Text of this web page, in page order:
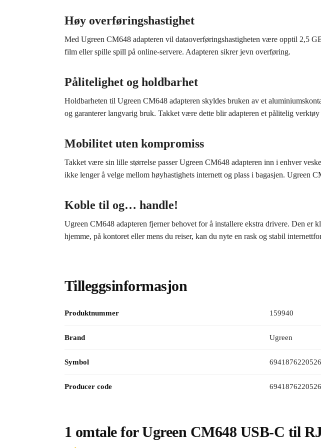
Høy overføringshastighet
Med Ugreen CM648 adapteren vil dataoverføringshastigheten være opptil 2,5
film eller spille spill på online-servere. Adapteren sikrer jevn overføring.
Pålitelighet og holdbarhet
Holdbarheten til Ugreen CM648 adapteren skyldes bruken av et
og garanterer langvarig bruk. Takket være dette blir adapteren et pålitelig
Mobilitet uten kompromiss
Takket være sin lille størrelse passer Ugreen CM648 adapteren inn i enhver
ikke lenger å velge mellom høyhastighets internett og plass i bagasjen. Ugreen
Koble til og… handle!
Ugreen CM648 adapteren fjerner behovet for å installere ekstra drivere. Den
hjemme, på kontoret eller mens du reiser, kan du nyte en rask og stabil
Tilleggsinformasjon
Produktnummer 159940
Brand Ugreen
Symbol 6941876220526
Producer code 6941876220526
1 omtale forUgreen CM648 USB-C til